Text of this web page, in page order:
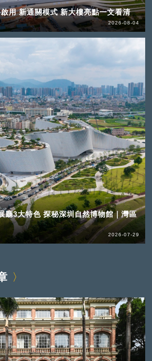
用 新通關模式 新大樓亮點一文看清
2026-08-04
廳3大特色 探秘深圳自然博物館｜灣區
2026-07-29